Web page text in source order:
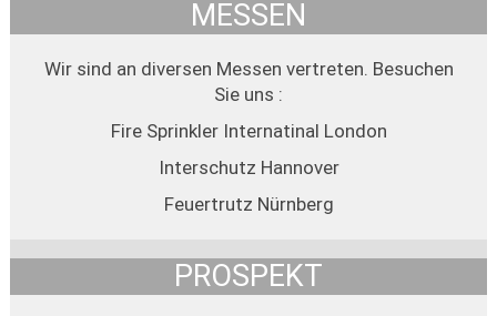
MESSEN
Wir sind an diversen Messen vertreten. Besuchen
Sie uns :
Fire Sprinkler Internatinal London
Interschutz Hannover
Feuertrutz Nürnberg
PROSPEKT